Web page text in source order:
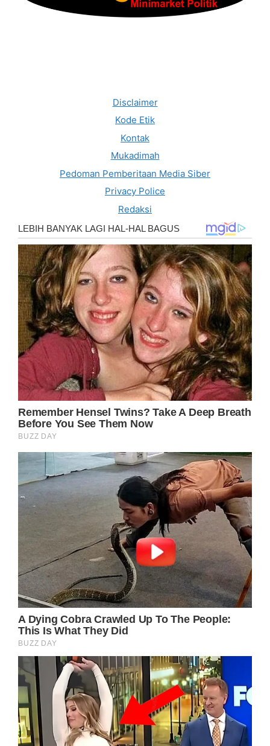
Disclaimer
Kode Etik
Kontak
Mukadimah
Pedoman Pemberitaan Media Siber
Privacy Police
Redaksi